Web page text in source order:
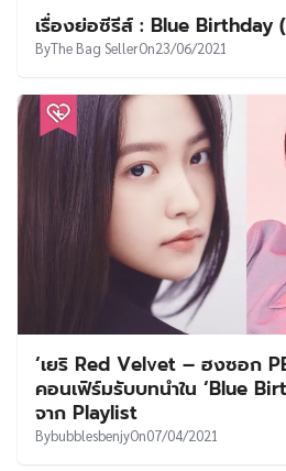
เรื่องย่อซีรีส์ : Blue Birthday
ByThe Bag SellerOn23/06/2021
‘เยริ Red Velvet – ฮงซอก
คอนเฟิร์มรับบทนำใน ‘Blue
จาก Playlist
BybubblesbenjyOn07/04/2021